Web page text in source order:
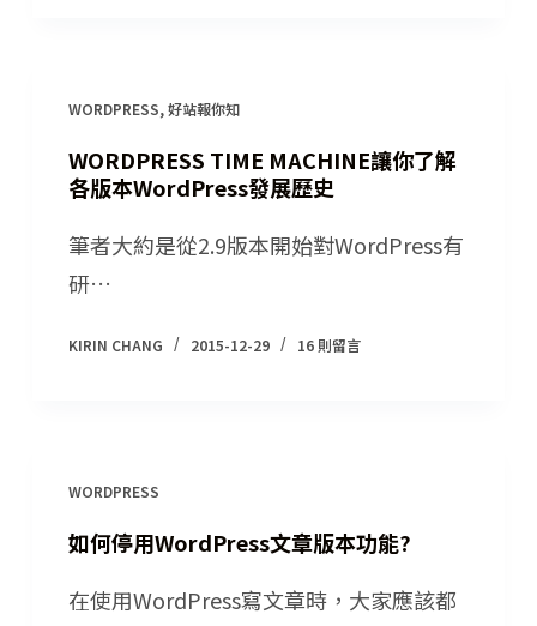
WORDPRESS,好站報你知
WORDPRESS TIME MACHINE讓你了解
各版本WordPress發展歷史
筆者大約是從2.9版本開始對WordPress有
研…
KIRIN CHANG 2015-12-29 16 則留言
WORDPRESS
如何停用WordPress文章版本功能?
在使用WordPress寫文章時，大家應該都